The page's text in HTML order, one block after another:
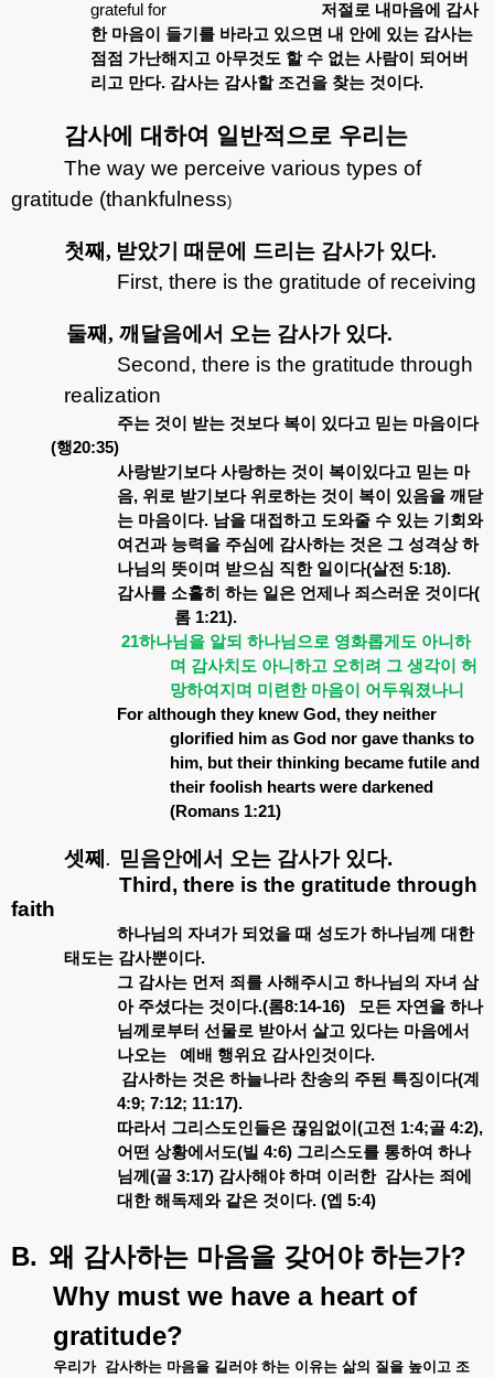
grateful for
저절로 내마음에
감사
한 마음이 들기를 바라고 있으면 내 안에 있는 감사는
점점 가난해지고 아무것도 할 수 없는 사람이
되어버
리고 만다. 감사는 감사할 조건을 찾는 것이다.
감사에 대하여 일반적으로 우리는
The way we perceive various types of
gratitude (thankfulness)
첫째, 받았기 때문에 드리는 감사가 있다.
First, there is the gratitude of receiving
둘째, 깨달음에서 오는 감사가 있다.
Second, there is the gratitude through
realization
주는 것이 받는 것보다 복이 있다고 믿는 마음이다
(행20:35)
사랑받기보다 사랑하는 것이 복이있다고 믿는 마
음, 위로 받기보다 위로하는 것이 복이 있음을 깨닫
는 마음이다. 남을 대접하고 도와줄 수 있는 기회와
여건과 능력을 주심에 감사하는 것은 그 성격상 하
나님의 뜻이며 받으심 직한 일이다(살전 5:18).
감사를 소홀히 하는 일은 언제나 죄스러운 것이다(
롬 1:21).
21하나님을 알되 하나님으로 영화롭게도 아니하
며 감사치도 아니하고 오히려 그 생각이
허
망하여지며 미련한 마음이
어두워졌나니
For although they knew God, they neither
glorified him as God nor gave thanks to
him, but their thinking became futile and
their foolish hearts were darkened
(Romans 1:21)
셋쩨 . 믿음안에서 오는 감사가 있다.
Third, there is the gratitude through
faith
하나님의 자녀가 되었을 때 성도가 하나님께
대한
태도는 감사뿐이다.
그 감사는 먼저 죄를 사해주시고 하나님의 자녀 삼
아 주셨다는 것이다.(롬8:14-16) 모든 자연을 하나
님께로부터 선물로 받아서 살고 있다는 마음에서
나오는
예배 행위요 감사인것이다.
감사하는 것은 하늘나라 찬송의 주된 특징이다(계
4:9; 7:12; 11:17).
따라서 그리스도인들은 끊임없이 (고전 1:4;골 4:2),
어떤 상황에서도(빌 4:6) 그리스도를 통하여 하나
님께 (골 3:17) 감사해야 하며 이러한 감사는 죄에
대한 해독제와 같은 것이다. (엡 5:4)
B. 왜 감사하는 마음을 갖어야 하는가?
Why must we have a heart of
gratitude?
우리가 감사하는 마음을 길러야 하는 이유는 삶의 질을 높이고 조